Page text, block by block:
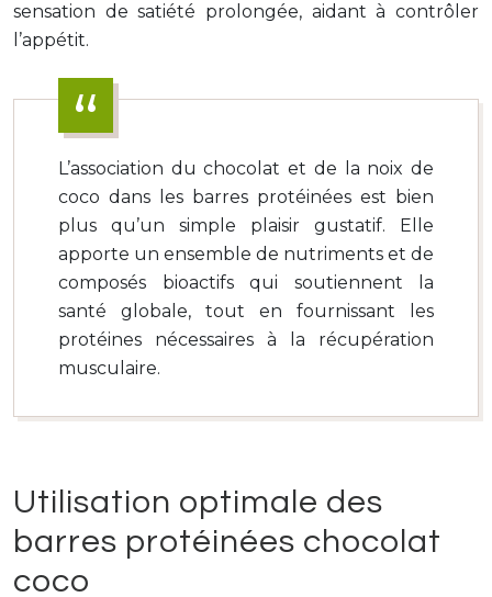
sensation de satiété prolongée, aidant à contrôler
l’appétit.
L’association du chocolat et de la noix de
coco dans les barres protéinées est bien
plus qu’un simple plaisir gustatif. Elle
apporte un ensemble de nutriments et de
composés bioactifs qui soutiennent la
santé globale, tout en fournissant les
protéines nécessaires à la récupération
musculaire.
Utilisation optimale des
barres protéinées chocolat
coco